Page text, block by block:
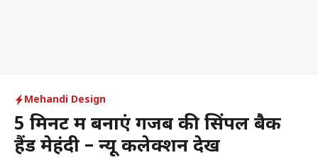
Mehandi Design
5 मिनट में बनाएं गजब की सिंपल बैक
हैंड मेहंदी – न्यू कलेक्शन देखें